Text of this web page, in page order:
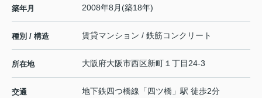
築年月 2008年8月(築18年)
種別 / 構造 賃貸マンション / 鉄筋コンクリート
所在地 大阪府大阪市西区新町１丁目24-3
交通 地下鉄四つ橋線 「四ツ橋 」駅 徒歩2分